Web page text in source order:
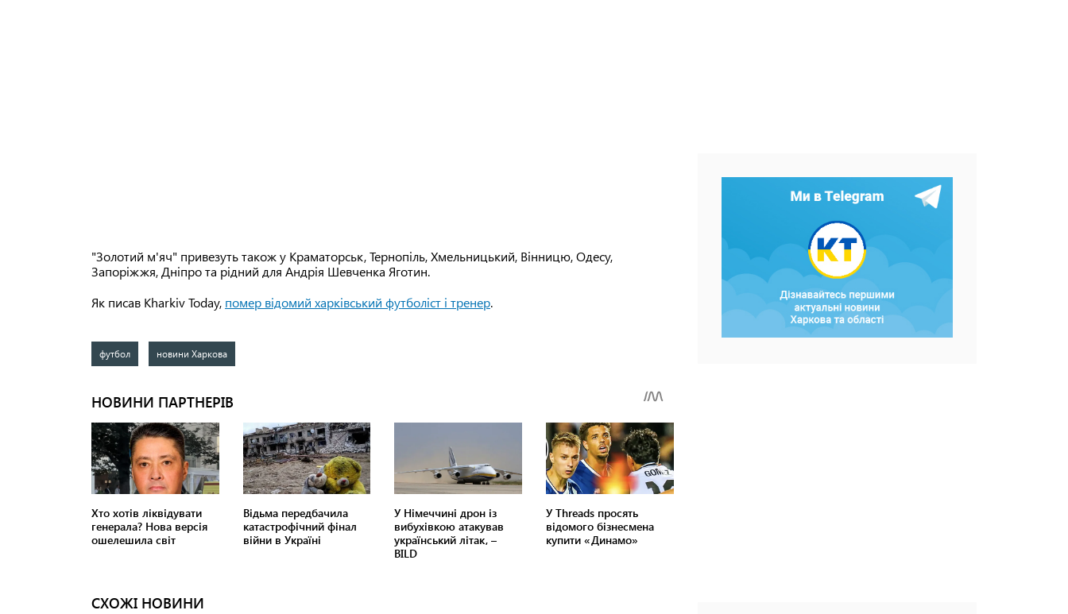
"Золотий м'яч" привезуть також у Краматорськ, Тернопіль, Хмельницький, Вінницю, Одесу,
Запоріжжя, Дніпро та рідний для Андрія Шевченка Яготин.
Як писав Kharkiv Today, помер відомий харківський футболіст і тренер.
футбол новини Харкова
СХОЖІ НОВИНИ